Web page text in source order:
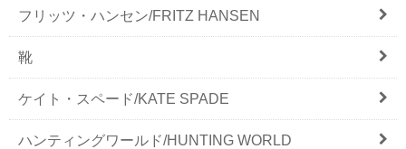
フリッツ・ハンセン/FRITZ HANSEN
靴
ケイト・スペード/KATE SPADE
ハンティングワールド/HUNTING WORLD